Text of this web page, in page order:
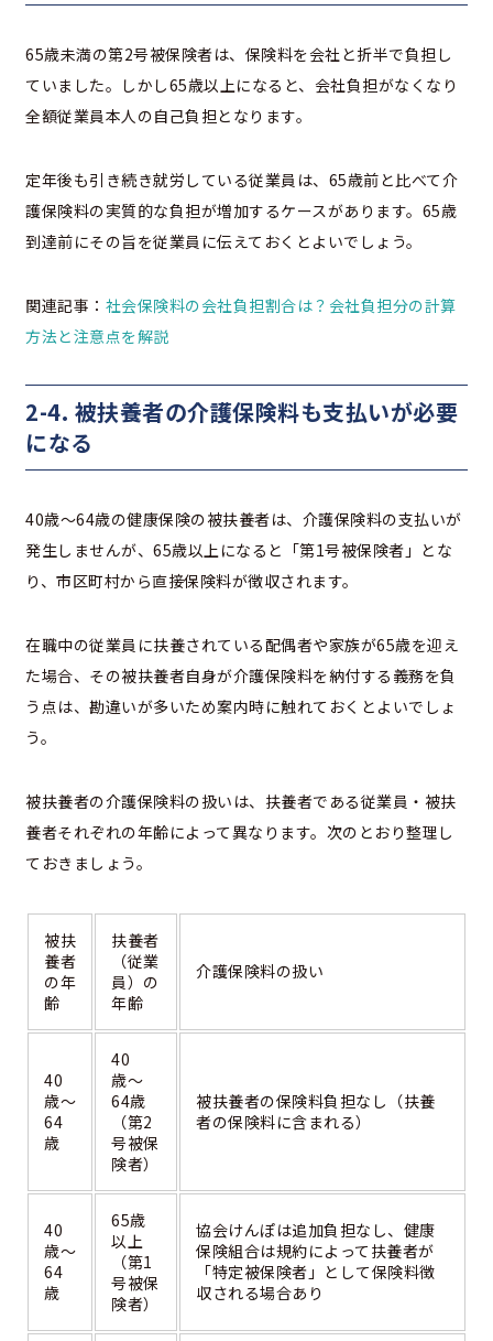
65歳未満の第2号被保険者は、保険料を会社と折半で負担し
ていました。しかし65歳以上になると、会社負担がなくなり
全額従業員本人の自己負担となります。
定年後も引き続き就労している従業員は、65歳前と比べて介
護保険料の実質的な負担が増加するケースがあります。65歳
到達前にその旨を従業員に伝えておくとよいでしょう。
関連記事： 社会保険料の会社負担割合は？会社負担分の計算
方法と注意点を解説
2-4. 被扶養者の介護保険料も支払いが必要
になる
40歳〜64歳の健康保険の被扶養者は、介護保険料の支払いが
発生しませんが、65歳以上になると「第1号被保険者」とな
り、市区町村から直接保険料が徴収されます。
在職中の従業員に扶養されている配偶者や家族が65歳を迎え
た場合、その被扶養者自身が介護保険料を納付する義務を負
う点は、勘違いが多いため案内時に触れておくとよいでしょ
う。
被扶養者の介護保険料の扱いは、扶養者である従業員・被扶
養者それぞれの年齢によって異なります。次のとおり整理し
ておきましょう。
被扶
養者
の年
齢
扶養者
（従業
員）の
年齢
介護保険料の扱い
40
歳〜
64
歳
40
歳〜
64歳
（第2
号被保
険者）
被扶養者の保険料負担なし（扶養
者の保険料に含まれる）
40
歳〜
64
歳
65歳
以上
（第1
号被保
険者）
協会けんぽは追加負担なし、健康
保険組合は規約によって扶養者が
「特定被保険者」として保険料徴
収される場合あり